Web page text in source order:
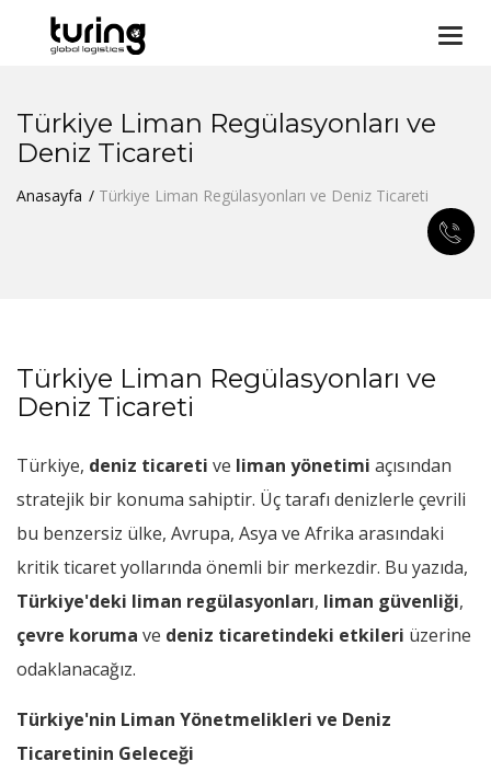
Türkiye Liman Regülasyonları ve
Deniz Ticareti
Anasayfa Türkiye Liman Regülasyonları ve Deniz Ticareti
Türkiye Liman Regülasyonları ve
Deniz Ticareti
Türkiye, deniz ticareti ve liman yönetimi açısından
stratejik bir konuma sahiptir. Üç tarafı denizlerle çevrili
bu benzersiz ülke, Avrupa, Asya ve Afrika arasındaki
kritik ticaret yollarında önemli bir merkezdir. Bu yazıda,
Türkiye'deki liman regülasyonları, liman güvenliği,
çevre koruma ve deniz ticaretindeki etkileri üzerine
odaklanacağız.
Türkiye'nin Liman Yönetmelikleri ve Deniz
Ticaretinin Geleceği